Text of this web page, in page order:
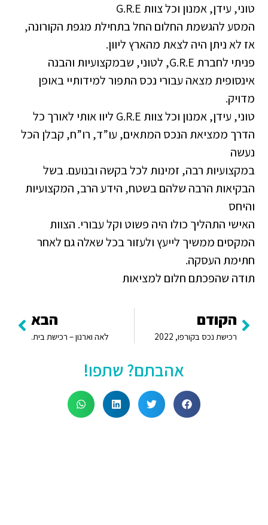
טוני, עידן, אמנון וכל צוות G.R.E
המסע להגשמת החלום החל בתחילת מגפת הקורונה,
אז לא ניתן היה לצאת מהארץ ליוון.
פניתי לחברת G.R.E, לטוני, שבמקצועיות והבנה
אינסופית מצאה עבורי נכס התפור למידותיי באופן
מדויק.
טוני, עידן, אמנון וכל צוות G.R.E ליוו אותי לאורך כל
הדרך ממציאת הנכס המתאים, עו”ד, רו”ח, קבלן הכל
נעשה
במקצועיות רבה, זמינות לכל בקשה ובנועם. בשל
הבקיאות הרבה שלהם בשטח, הידע הרב, המקצועיות
והיחס
האישי התהליך כולו היה פשוט וקל עבורי. הצוות
המקסים ממשיך לייעץ ולעזור בכל שאלה גם לאחר
חתימת העסקה.
תודה שהפכתם חלום למציאות
הקודם
רכישת נכס בקורפו, 2022
הבא
לאה וארנון – רכישת בית.
אהבתם? שתפו!